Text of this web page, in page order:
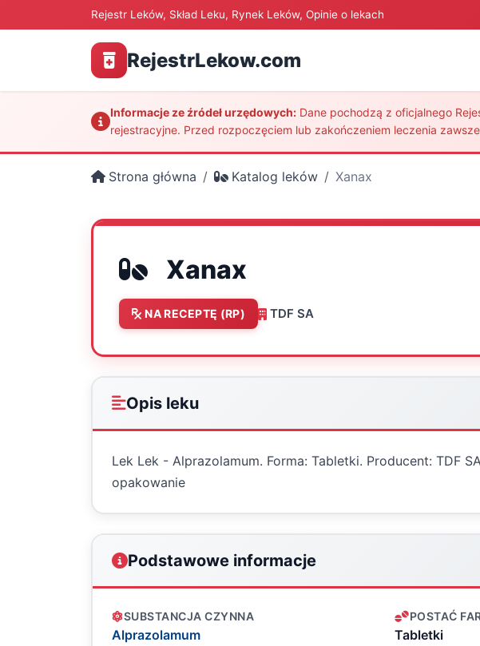
Rejestr Leków, Skład Leku, Rynek Leków, Opinie o lekach
RejestrLekow.com
Informacje ze źródeł urzędowych: Dane pochodzą z oficjalnego
rejestracyjne. Przed rozpoczęciem lub zakończeniem leczenia
Strona główna Katalog leków Xanax
Xanax
NA RECEPTĘ (RP) TDF SA
Opis leku
Lek Lek - Alprazolamum. Forma: Tabletki. Producent: TDF
opakowanie
Podstawowe informacje
SUBSTANCJA CZYNNA
Alprazolamum
POSTAĆ
Tabletki